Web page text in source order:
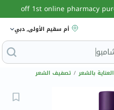
أم سقيم الأولى, دبي
العناية بالشعر / تصفيف الشعر